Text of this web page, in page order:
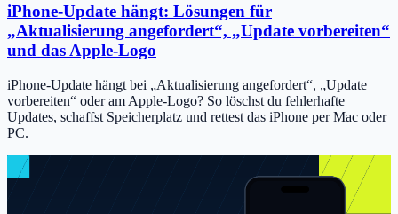
iPhone-Update hängt: Lösungen für
„Aktualisierung angefordert“, „Update vorbereiten“
und das Apple-Logo
iPhone-Update hängt bei „Aktualisierung angefordert“, „Update
vorbereiten“ oder am Apple-Logo? So löschst du fehlerhafte
Updates, schaffst Speicherplatz und rettest das iPhone per Mac oder
PC.